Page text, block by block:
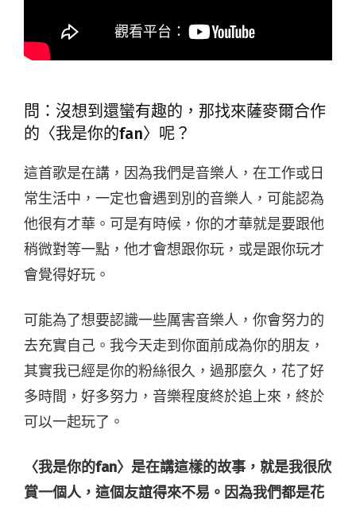
問：沒想到還蠻有趣的，那找來薩麥爾合作
的〈我是你的fan〉呢？
這首歌是在講，因為我們是音樂人，在工作或日
常生活中，一定也會遇到別的音樂人，可能認為
他很有才華。可是有時候，你的才華就是要跟他
稍微對等一點，他才會想跟你玩，或是跟你玩才
會覺得好玩。
可能為了想要認識一些厲害音樂人，你會努力的
去充實自己。我今天走到你面前成為你的朋友，
其實我已經是你的粉絲很久，過那麼久，花了好
多時間，好多努力，音樂程度終於追上來，終於
可以一起玩了。
〈我是你的fan〉是在講這樣的故事，就是我很欣
賞一個人，這個友誼得來不易。因為我們都是花